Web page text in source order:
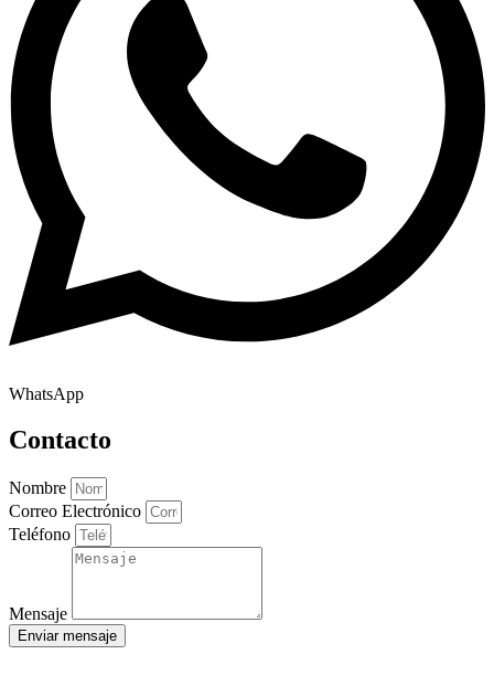
WhatsApp
Contacto
Nombre
Correo Electrónico
Teléfono
Mensaje
Enviar mensaje